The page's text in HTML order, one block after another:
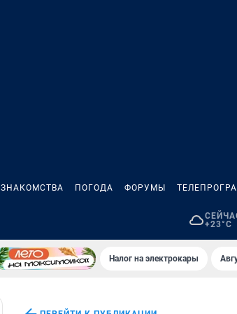
ЗНАКОМСТВА ПОГОДА ФОРУМЫ
+23°C
Налог на электрокары